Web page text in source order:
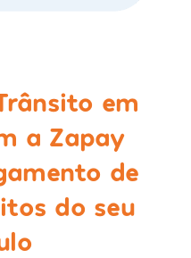
em
a Zapay
de
do seu